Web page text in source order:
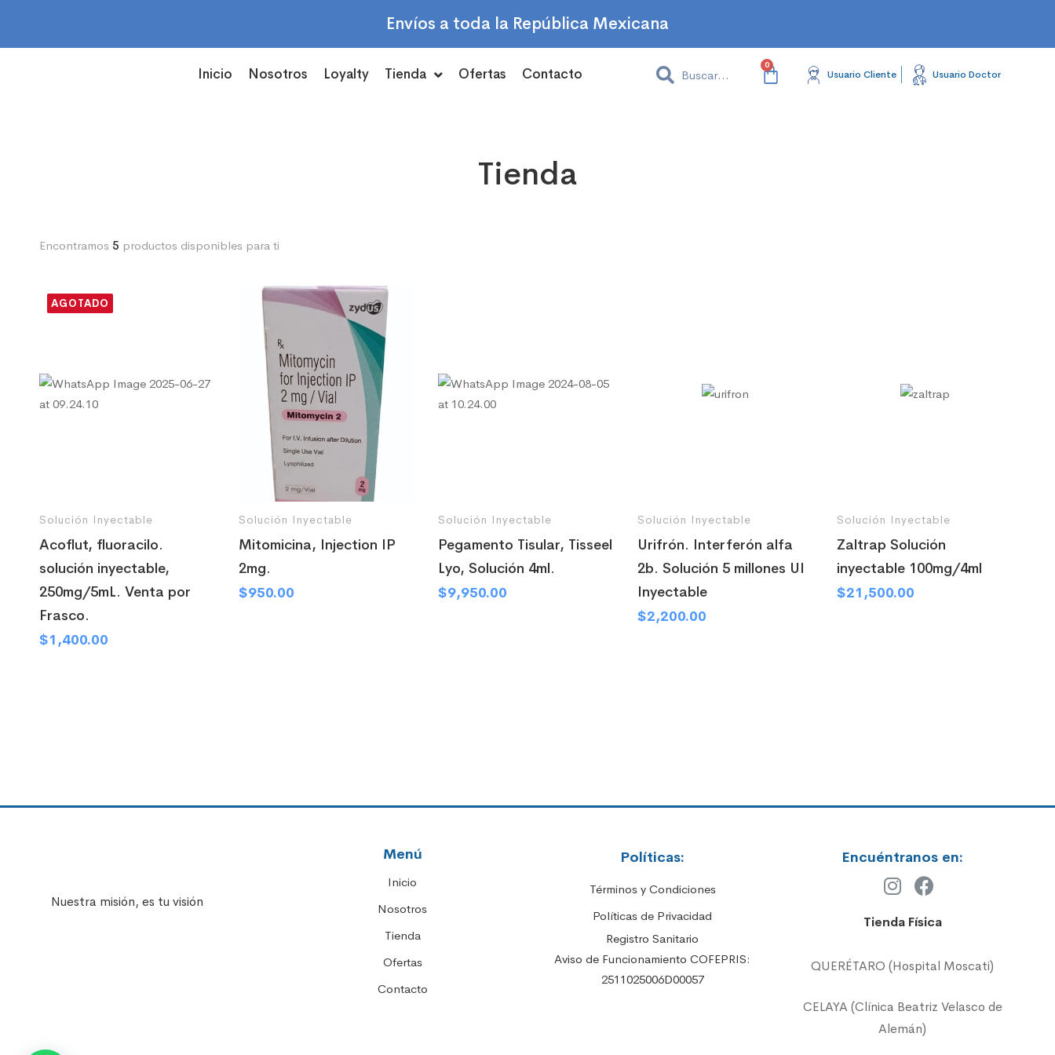
Envíos a toda la República Mexicana
Inicio Nosotros Loyalty Tienda Ofertas Contacto Usuario Cliente Usuario Doctor
Tienda
Encontramos 5 productos disponibles para ti
AGOTADO
Solución Inyectable
Acoflut, fluoracilo.
solución inyectable,
250mg/5mL. Venta por
Frasco.
$1,400.00
Solución Inyectable
Mitomicina, Injection IP
2mg.
$950.00
Solución Inyectable
Pegamento Tisular, Tisseel
Lyo, Solución 4ml.
$9,950.00
Solución Inyectable
Urifrón. Interferón alfa
2b. Solución 5 millones UI
Inyectable
$2,200.00
Solución Inyectable
Zaltrap Solución
inyectable 100mg/4ml
$21,500.00
Nuestra misión, es tu visión
Menú
Inicio
Nosotros
Tienda
Ofertas
Contacto
Políticas:
Términos y Condiciones
Políticas de Privacidad
Registro Sanitario
Aviso de Funcionamiento COFEPRIS:
2511025006D00057
Encuéntranos en:
Tienda Física
QUERÉTARO (Hospital Moscati)
CELAYA (Clínica Beatriz Velasco de
Alemán)